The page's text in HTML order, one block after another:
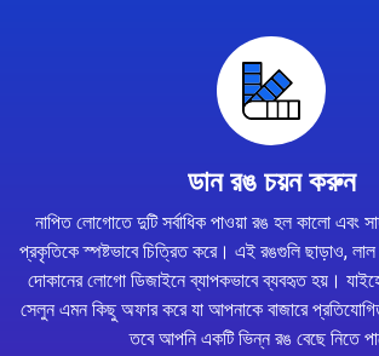
ডান রঙ চয়ন করুন
নাপিত লোগোতে দুটি সর্বাধিক পাওয়া রঙ হল কালো এবং
প্রকৃতিকে স্পষ্টভাবে চিত্রিত করে। এই রঙগুলি ছাড়াও, লাল
দোকানের লোগো ডিজাইনে ব্যাপকভাবে ব্যবহৃত হয়।
সেলুন এমন কিছু অফার করে যা আপনাকে বাজারে
তবে আপনি একটি ভিন্ন রঙ বেছে নিতে